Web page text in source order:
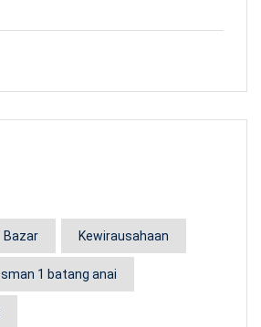
Bazar Kewirausahaan
sman 1 batang anai